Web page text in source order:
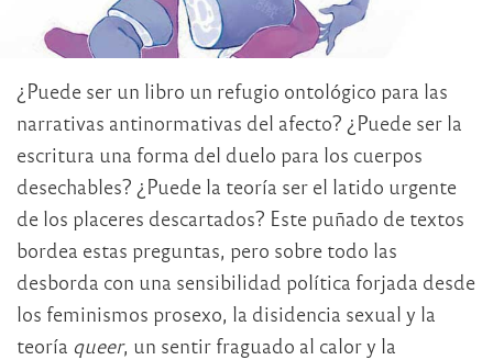
¿Puede ser un libro un refugio ontológico para las
narrativas antinormativas del afecto? ¿Puede ser la
escritura una forma del duelo para los cuerpos
desechables? ¿Puede la teoría ser el latido urgente
de los placeres descartados? Este puñado de textos
bordea estas preguntas, pero sobre todo las
desborda con una sensibilidad política forjada desde
los feminismos prosexo, la disidencia sexual y la
teoría queer, un sentir fraguado al calor y la